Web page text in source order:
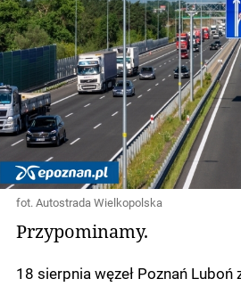
fot. Autostrada Wielkopolska
Przypominamy.
18 sierpnia węzeł Poznań